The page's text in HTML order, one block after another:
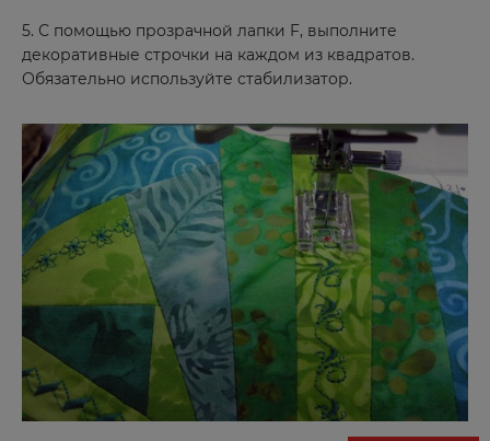
5. С помощью прозрачной лапки F, выполните
декоративные строчки на каждом из квадратов.
Обязательно используйте стабилизатор.